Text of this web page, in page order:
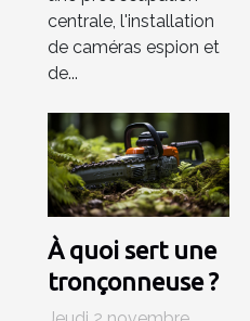
centrale, l'installation
de caméras espion et
de...
À quoi sert une
tronçonneuse ?